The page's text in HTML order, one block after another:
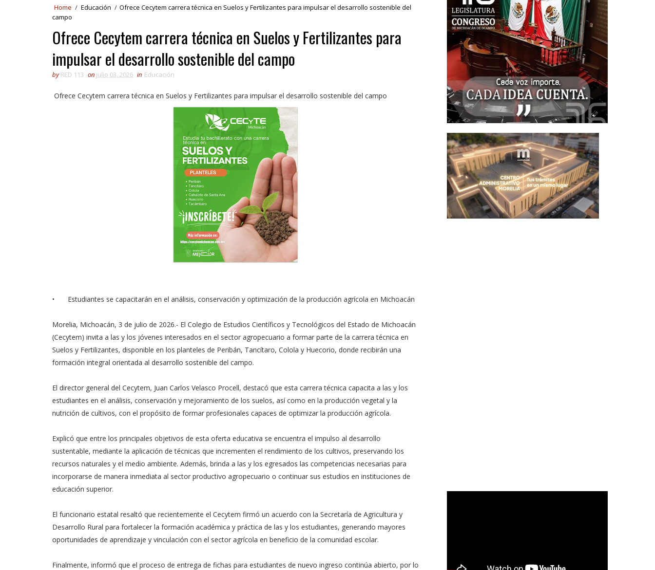
Home / Educación / Ofrece Cecytem carrera técnica en Suelos y Fertilizantes para impulsar el desarrollo sostenible del
campo
Ofrece Cecytem carrera técnica en Suelos y Fertilizantes para
impulsar el desarrollo sostenible del campo
by RED 113 on julio 03, 2026 in Educación
Ofrece Cecytem carrera técnica en Suelos y Fertilizantes para impulsar el desarrollo sostenible del campo
• Estudiantes se capacitarán en el análisis, conservación y optimización de la producción agrícola en Michoacán
Morelia, Michoacán, 3 de julio de 2026.- El Colegio de Estudios Científicos y Tecnológicos del Estado de Michoacán
(Cecytem) invita a las y los jóvenes interesados en el sector agropecuario a formar parte de la carrera técnica en
Suelos y Fertilizantes, disponible en los planteles de Peribán, Tancítaro, Colola y Huecorio, donde recibirán una
formación integral orientada al desarrollo sostenible del campo.
El director general del Cecytem, Juan Carlos Velasco Procell, destacó que esta carrera técnica capacita a las y los
estudiantes en el análisis, conservación y mejoramiento de los suelos, así como en la producción vegetal y la
nutrición de cultivos, con el propósito de formar profesionales capaces de optimizar la producción agrícola.
Explicó que entre los principales objetivos de esta oferta educativa se encuentra el impulso al desarrollo
sustentable, mediante la aplicación de técnicas que incrementen el rendimiento de los cultivos, preservando los
recursos naturales y el medio ambiente. Además, brinda a las y los egresados las competencias necesarias para
incorporarse de manera inmediata al sector productivo agropecuario o continuar sus estudios en instituciones de
educación superior.
El funcionario estatal resaltó que recientemente el Cecytem firmó un acuerdo con la Secretaría de Agricultura y
Desarrollo Rural para fortalecer la formación académica y práctica de las y los estudiantes, generando mayores
oportunidades de aprendizaje y vinculación con el sector agrícola en beneficio de la comunidad escolar.
Finalmente, informó que el proceso de entrega de fichas para estudiantes de nuevo ingreso continúa abierto, por lo